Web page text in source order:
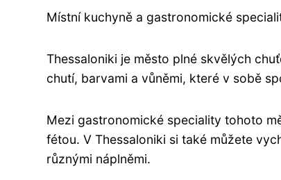
Místní kuchyně a gastronomické
Thessaloniki je město plné skvělých
chutí, barvami a vůněmi, které v sobě
Mezi gastronomické speciality tohoto
fétou. V Thessaloniki si také můžete
různými náplněmi.